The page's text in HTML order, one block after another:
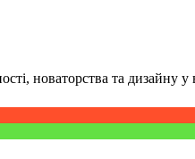
новаторства та дизайну